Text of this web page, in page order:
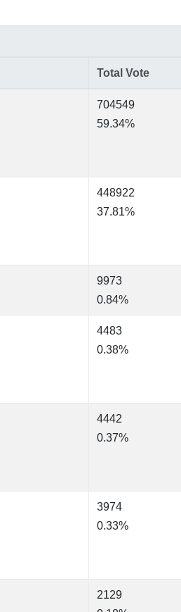
Total Vote
704549
59.34%
448922
37.81%
9973
0.84%
4483
0.38%
4442
0.37%
3974
0.33%
2129